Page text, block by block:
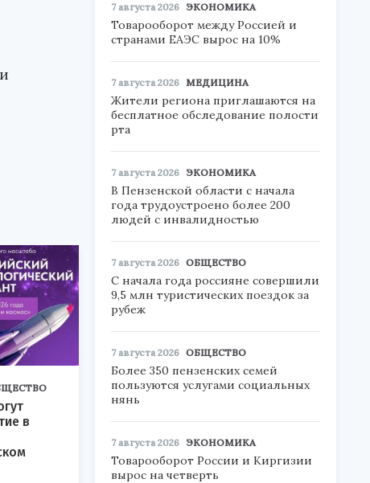
в
7 августа 2026 ЭКОНОМИКА
Товарооборот между Россией и
странами ЕАЭС вырос на 10%
7 августа 2026 МЕДИЦИНА
Жители региона приглашаются на
бесплатное обследование полости
рта
7 августа 2026 ЭКОНОМИКА
В Пензенской области с начала
года трудоустроено более 200
людей с инвалидностью
7 августа 2026 ОБЩЕСТВО
С начала года россияне совершили
9,5 млн туристических поездок за
рубеж
7 августа 2026 ОБЩЕСТВО
Более 350 пензенских семей
пользуются услугами социальных
нянь
7 августа 2026 ЭКОНОМИКА
Товарооборот России и Киргизии
вырос на четверть